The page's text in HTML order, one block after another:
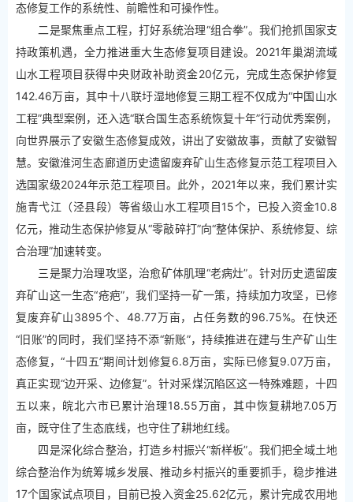
态修复工作的系统性、前瞻性和可操作性。
二是聚焦重点工程，打好系统治理“组合拳”。我们抢抓国家支
持政策机遇，全力推进重大生态修复项目建设。2021年巢湖流域
山水工程项目获得中央财政补助资金20亿元，完成生态保护修复
142.46万亩，其中十八联圩湿地修复三期工程不仅成为“中国山水
工程”典型案例，还入选“联合国生态系统恢复十年”行动优秀案例，
向世界展示了安徽生态修复成效，讲出了安徽故事，贡献了安徽智
慧。安徽淮河生态廊道历史遗留废弃矿山生态修复示范工程项目入
选国家级2024年示范工程项目。此外，2021年以来，我们累计实
施青弋江（泾县段）等省级山水工程项目15个，已投入资金10.8
亿元，推动生态保护修复从“零敲碎打”向“整体保护、系统修复、综
合治理”加速转变。
三是聚力治理攻坚，治愈矿体肌理“老病灶”。针对历史遗留废
弃矿山这一生态“疮疤”，我们坚持一矿一策，持续加力攻坚，已修
复废弃矿山3895个、48.77万亩，占任务数的96.75%。在快还
“旧账”的同时，我们坚持不添“新账”，持续推进在建与生产矿山生
态修复，“十四五”期间计划修复6.8万亩，实际已修复9.07万亩，
真正实现“边开采、边修复”。针对采煤沉陷区这一特殊难题，十四
五以来，皖北六市已累计治理18.55万亩，其中恢复耕地7.05万
亩，既守住了生态底线，也守住了耕地红线。
四是深化综合整治，打造乡村振兴“新样板”。我们把全域土地
综合整治作为统筹城乡发展、推动乡村振兴的重要抓手，稳步推进
17个国家试点项目，目前已投入资金25.62亿元，累计完成农用地